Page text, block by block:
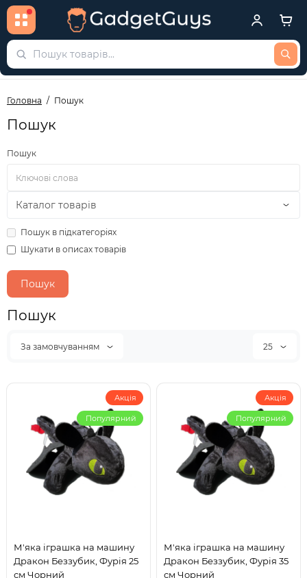
Головна Пошук
Пошук
Пошук
Пошук в підкатегоріях
Шукати в описах товарів
Пошук
За замовчуванням 25
Акція
Популярний
М'яка іграшка на машину
Дракон Беззубик, Фурія 25
см Чорний
Акція
Популярний
М'яка іграшка на машину
Дракон Беззубик, Фурія 35
см Чорний